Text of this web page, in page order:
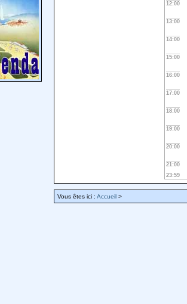
12:00
13:00
14:00
15:00
16:00
17:00
18:00
19:00
20:00
21:00
23:59
Vous êtes ici : Accueil >